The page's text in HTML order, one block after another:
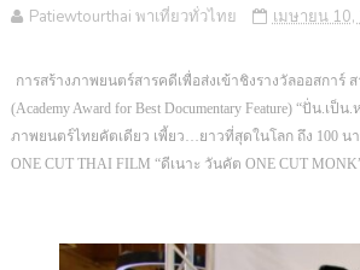
Patiewtourthai พาเที่ยวทั่วไทย เมษายน 10,
การสร้างภาพยนตร์สารคดีเพื่อส่งเข้าชิงรางวัลออสการ์
(Academy Award for Best Documentary Feature) “ปั่น.เป็
ภาพยนตร์ไทยคัตเดียว เพี้ยว…ยาวที่สุดในโลก ถึง 100 นา
ONE CUT THAI FILM “ดีเนาะ วันคัต ONE CUT